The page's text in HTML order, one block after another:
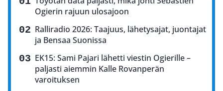
Ogierin rajuun ulosajoon
Ralliradio 2026: Taajuus, lähetysajat, juontajat
ja Bensaa Suonissa
EK15: Sami Pajari lähetti viestin Ogierille –
paljasti aiemmin Kalle Rovanperän
varoituksen